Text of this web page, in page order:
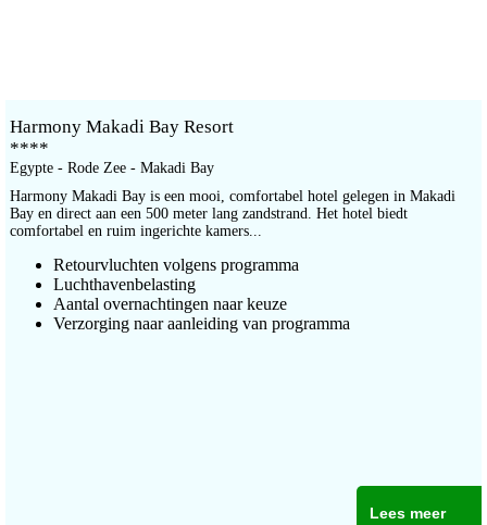
Harmony Makadi Bay Resort
****
Egypte - Rode Zee - Makadi Bay
Harmony Makadi Bay is een mooi, comfortabel hotel gelegen in Makadi
Bay en direct aan een 500 meter lang zandstrand. Het hotel biedt
comfortabel en ruim ingerichte kamers...
Retourvluchten volgens programma
Luchthavenbelasting
Aantal overnachtingen naar keuze
Verzorging naar aanleiding van programma
Lees meer